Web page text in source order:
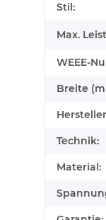
Stil:
Max.
WEEE-
Breite
Technik:
Material: